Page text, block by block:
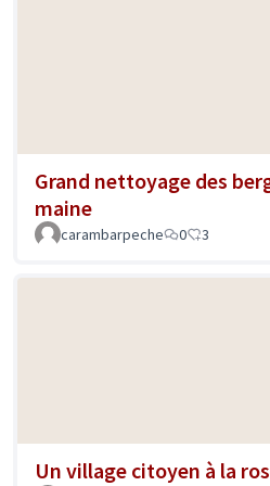
Grand nettoyage des
maine
carambarpeche 0 3
Un village citoyen à la